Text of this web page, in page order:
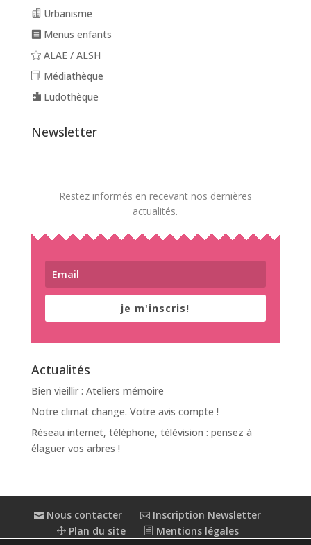
Urbanisme
Menus enfants
ALAE / ALSH
Médiathèque
Ludothèque
Newsletter
Restez informés en recevant nos dernières
actualités.
je m'inscris!
Actualités
Bien vieillir : Ateliers mémoire
Notre climat change. Votre avis compte !
Réseau internet, téléphone, télévision : pensez à
élaguer vos arbres !
Nous contacter
Inscription Newsletter
Plan du site
Mentions légales